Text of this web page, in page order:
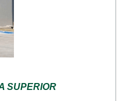
SUPERIOR